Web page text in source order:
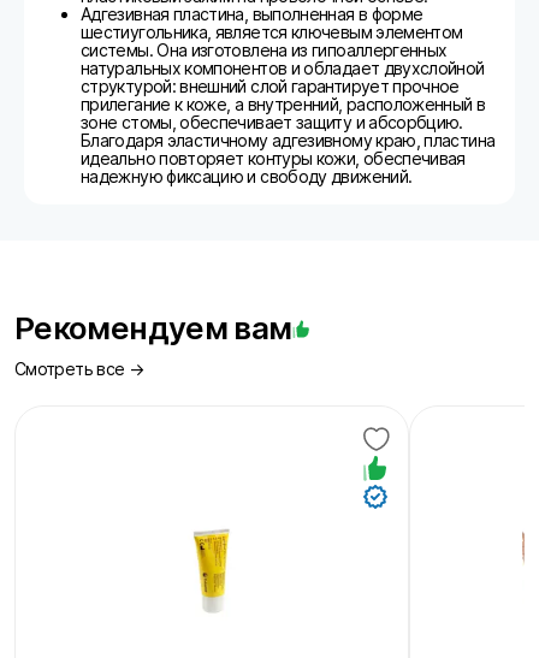
Адгезивная пластина, выполненная в форме
шестиугольника, является ключевым элементом
системы. Она изготовлена из гипоаллергенных
натуральных компонентов и обладает двухслойной
структурой: внешний слой гарантирует прочное
прилегание к коже, а внутренний, расположенный в
зоне стомы, обеспечивает защиту и абсорбцию.
Благодаря эластичному адгезивному краю, пластина
идеально повторяет контуры кожи, обеспечивая
надежную фиксацию и свободу движений.
Рекомендуем вам
Смотреть все →